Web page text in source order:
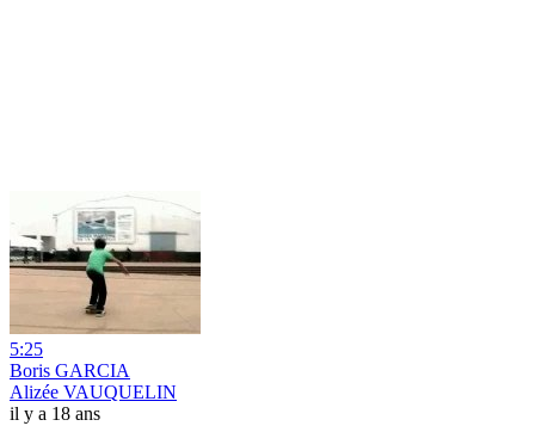
5:25
Boris GARCIA
Alizée VAUQUELIN
il y a 18 ans